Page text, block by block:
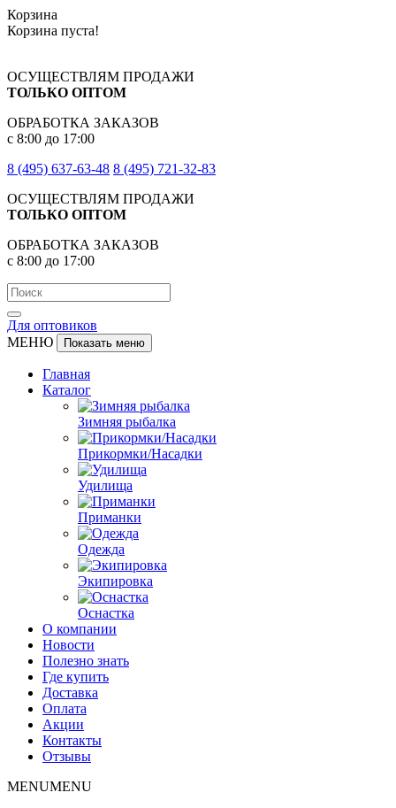
Корзина
Корзина пуста!
ОСУЩЕСТВЛЯМ ПРОДАЖИ
ТОЛЬКО ОПТОМ
ОБРАБОТКА ЗАКАЗОВ
с 8:00 до 17:00
8 (495) 637-63-48 8 (495) 721-32-83
ОСУЩЕСТВЛЯМ ПРОДАЖИ
ТОЛЬКО ОПТОМ
ОБРАБОТКА ЗАКАЗОВ
с 8:00 до 17:00
Для оптовиков
МЕНЮ
Показать меню
Главная
Каталог
Зимняя рыбалка
Прикормки/Насадки
Удилища
Приманки
Одежда
Экипировка
Оснастка
О компании
Новости
Полезно знать
Где купить
Доставка
Оплата
Акции
Контакты
Отзывы
MENUMENU